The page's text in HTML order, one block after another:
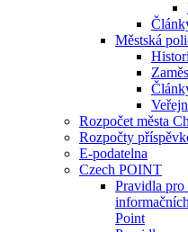
Městská
Rozpočet města
Rozpočty
E-podatelna
Czech POINT
Pravidla
Point